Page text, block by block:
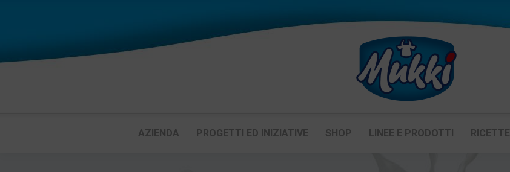
AZIENDA PROGETTI ED INIZIATIVE SHOP LINEE E PRODOTTI RICETTE